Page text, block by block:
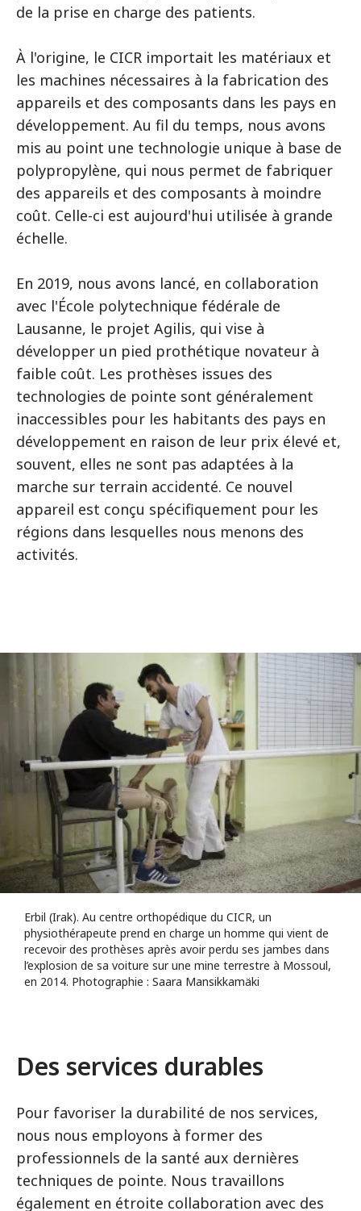
de la prise en charge des patients.
À l'origine, le CICR importait les matériaux et
les machines nécessaires à la fabrication des
appareils et des composants dans les pays en
développement. Au fil du temps, nous avons
mis au point une technologie unique à base de
polypropylène, qui nous permet de fabriquer
des appareils et des composants à moindre
coût. Celle-ci est aujourd'hui utilisée à grande
échelle.
En 2019, nous avons lancé, en collaboration
avec l'École polytechnique fédérale de
Lausanne, le projet Agilis, qui vise à
développer un pied prothétique novateur à
faible coût. Les prothèses issues des
technologies de pointe sont généralement
inaccessibles pour les habitants des pays en
développement en raison de leur prix élevé et,
souvent, elles ne sont pas adaptées à la
marche sur terrain accidenté. Ce nouvel
appareil est conçu spécifiquement pour les
régions dans lesquelles nous menons des
activités.
Erbil (Irak). Au centre orthopédique du CICR, un
physiothérapeute prend en charge un homme qui vient de
recevoir des prothèses après avoir perdu ses jambes dans
l’explosion de sa voiture sur une mine terrestre à Mossoul,
en 2014. Photographie : Saara Mansikkamäki
Des services durables
Pour favoriser la durabilité de nos services,
nous nous employons à former des
professionnels de la santé aux dernières
techniques de pointe. Nous travaillons
également en étroite collaboration avec des